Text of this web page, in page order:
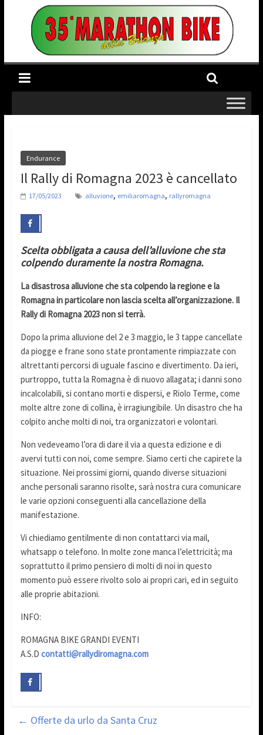
Endurance
Il Rally di Romagna 2023 è cancellato
17/05/2023 alluvione, emiliaromagna, rallyromagna
Scelta obbligata a causa dell’alluvione che sta
colpendo duramente la nostra Romagna.
La disastrosa alluvione che sta colpendo la regione e la
Romagna in particolare non lascia scelta all’organizzazione. Il
Rally di Romagna 2023 non si terrà.
Dopo la prima alluvione del 2 e 3 maggio, le 3 tappe cancellate
da piogge e frane sono state prontamente rimpiazzate con
altrettanti percorsi di uguale fascino e divertimento. Da ieri,
purtroppo, tutta la Romagna è di nuovo allagata; i danni sono
incalcolabili, si contano morti e dispersi, e Riolo Terme, come
molte altre zone di collina, è irragiungibile. Un disastro che ha
colpito anche molti di noi, tra organizzatori e volontari.
Non vedeveamo l’ora di dare il via a questa edizione e di
avervi tutti con noi, come sempre. Siamo certi che capirete la
situazione. Nei prossimi giorni, quando diverse situazioni
anche personali saranno risolte, sarà nostra cura comunicare
le varie opzioni conseguenti alla cancellazione della
manifestazione.
Vi chiediamo gentilmente di non contattarci via mail,
whatsapp o telefono. In molte zone manca l’elettricità; ma
soprattutto il primo pensiero di molti di noi in questo
momento può essere rivolto solo ai propri cari, ed in seguito
alle proprie abitazioni.
INFO:
ROMAGNA BIKE GRANDI EVENTI
A.S.D contatti@rallydiromagna.com
← Offerte da urlo da Santa Cruz